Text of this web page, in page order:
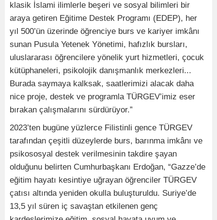
klasik İslami ilimlerle beşeri ve sosyal bilimleri bir
araya getiren Eğitime Destek Programı (EDEP), her
yıl 500’ün üzerinde öğrenciye burs ve kariyer imkânı
sunan Pusula Yetenek Yönetimi, hafızlık bursları,
uluslararası öğrencilere yönelik yurt hizmetleri, çocuk
kütüphaneleri, psikolojik danışmanlık merkezleri...
Burada saymaya kalksak, saatlerimizi alacak daha
nice proje, destek ve programla TÜRGEV’imiz eser
bırakan çalışmalarını sürdürüyor.”
2023’ten bugüne yüzlerce Filistinli gence TÜRGEV
tarafından çeşitli düzeylerde burs, barınma imkânı ve
psikososyal destek verilmesinin takdire şayan
olduğunu belirten Cumhurbaşkanı Erdoğan, “Gazze’de
eğitim hayatı kesintiye uğrayan öğrenciler TÜRGEV
çatısı altında yeniden okulla buluşturuldu. Suriye’de
13,5 yıl süren iç savaştan etkilenen genç